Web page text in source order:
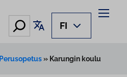
Hae Käännä sivu
FI
Perusopetus» Karungin koulu